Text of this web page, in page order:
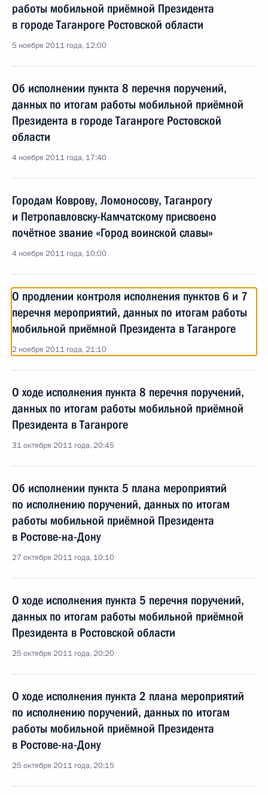
работы мобильной приёмной Президента
в городе Таганроге Ростовской области
5 ноября 2011 года, 12:00
Об исполнении пункта 8 перечня поручений,
данных по итогам работы мобильной приёмной
Президента в городе Таганроге Ростовской
области
4 ноября 2011 года, 17:40
Городам Коврову, Ломоносову, Таганрогу
и Петропавловску-Камчатскому присвоено
почётное звание «Город воинской славы»
4 ноября 2011 года, 10:00
О продлении контроля исполнения пунктов 6 и 7
перечня мероприятий, данных по итогам работы
мобильной приёмной Президента в Таганроге
2 ноября 2011 года, 21:10
О ходе исполнения пункта 8 перечня поручений,
данных по итогам работы мобильной приёмной
Президента в Таганроге
31 октября 2011 года, 20:45
Об исполнении пункта 5 плана мероприятий
по исполнению поручений, данных по итогам
работы мобильной приёмной Президента
в Ростове-на-Дону
27 октября 2011 года, 10:10
О ходе исполнения пункта 5 перечня поручений,
данных по итогам работы мобильной приёмной
Президента в Ростовской области
25 октября 2011 года, 20:20
О ходе исполнения пункта 2 плана мероприятий
по исполнению поручений, данных по итогам
работы мобильной приёмной Президента
в Ростове-на-Дону
25 октября 2011 года, 20:15